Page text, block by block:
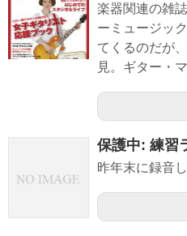
楽器関連の雑
ーミュージッ
てくるのだが
見。ギター・
保護中: 練習
昨年末に録音